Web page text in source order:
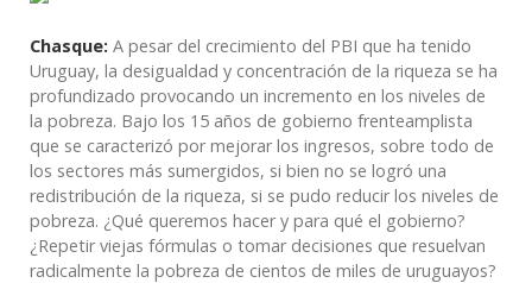
Chasque: A pesar del crecimiento del PBI que ha tenido
Uruguay, la desigualdad y concentración de la riqueza se ha
profundizado provocando un incremento en los niveles de
la pobreza. Bajo los 15 años de gobierno frenteamplista
que se caracterizó por mejorar los ingresos, sobre todo de
los sectores más sumergidos, si bien no se logró una
redistribución de la riqueza, si se pudo reducir los niveles de
pobreza. ¿Qué queremos hacer y para qué el gobierno?
¿Repetir viejas fórmulas o tomar decisiones que resuelvan
radicalmente la pobreza de cientos de miles de uruguayos?